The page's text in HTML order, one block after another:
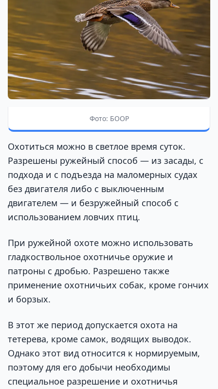
Фото: БООР
Охотиться можно в светлое время суток.
Разрешены ружейный способ — из засады, с
подхода и с подъезда на маломерных судах
без двигателя либо с выключенным
двигателем — и безружейный способ с
использованием ловчих птиц.
При ружейной охоте можно использовать
гладкоствольное охотничье оружие и
патроны с дробью. Разрешено также
применение охотничьих собак, кроме гончих
и борзых.
В этот же период допускается охота на
тетерева, кроме самок, водящих выводок.
Однако этот вид относится к нормируемым,
поэтому для его добычи необходимы
специальное разрешение и охотничья